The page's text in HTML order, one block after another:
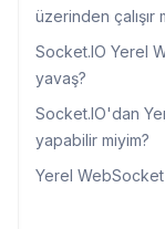
üzerinden çalışır
Socket.IO Yerel
yavaş?
Socket.IO'dan
yapabilir miyim?
Yerel